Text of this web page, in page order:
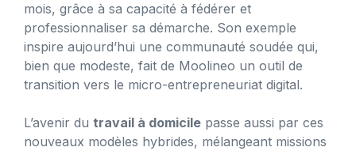
mois, grâce à sa capacité à fédérer et
professionnaliser sa démarche. Son exemple
inspire aujourd’hui une communauté soudée qui,
bien que modeste, fait de Moolineo un outil de
transition vers le micro-entrepreneuriat digital.
L’avenir du travail à domicile passe aussi par ces
nouveaux modèles hybrides, mélangeant missions